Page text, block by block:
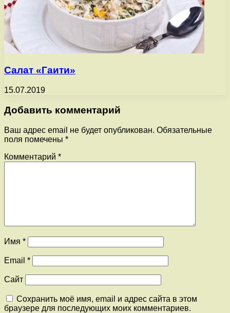
Салат «Гаити»
15.07.2019
Добавить комментарий
Ваш адрес email не будет опубликован. Обязательные
поля помечены *
Комментарий *
Имя *
Email *
Сайт
Сохранить моё имя, email и адрес сайта в этом
браузере для последующих моих комментариев.